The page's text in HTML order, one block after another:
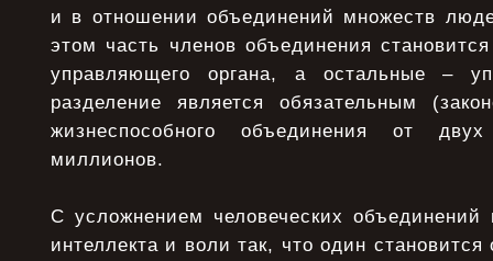
и в отношении объединений множеств
этом часть членов объединения
управляющего органа, а остальные –
разделение является обязательным
жизнеспособного объединения от
миллионов.
С усложнением человеческих объединений
интеллекта и воли так, что один